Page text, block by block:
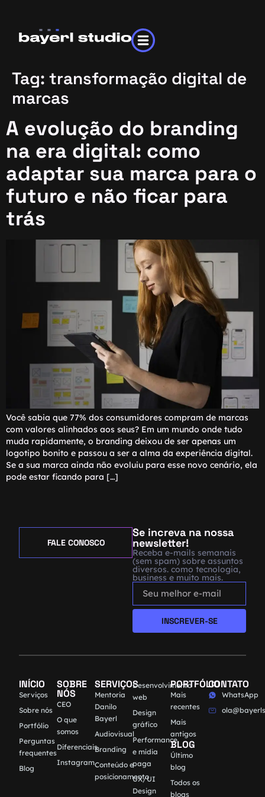
Tag: transformação digital de
marcas
A evolução do branding
na era digital: como
adaptar sua marca para o
futuro e não ficar para
trás
Você sabia que 77% dos consumidores compram de marcas
com valores alinhados aos seus? Em um mundo onde tudo
muda rapidamente, o branding deixou de ser apenas um
logotipo bonito e passou a ser a alma da experiência digital.
Se a sua marca ainda não evoluiu para esse novo cenário, ela
pode estar ficando para […]
Se increva na nossa
newsletter!
Receba e-mails semanais
(sem spam) sobre assuntos
diversos. como tecnologia,
business e muito mais.
INSCREVER-SE
FALE CONOSCO
INÍCIO
Serviços
Sobre nós
Portfólio
Perguntas
frequentes
Blog
SOBRE
NÓS
CEO
O que
somos
Diferenciais
Instagram
SERVIÇOS
Mentoria
Danilo
Bayerl
Audiovisual
Branding
Conteúdo e
posicionamento
Desenvolvimento
web
Design
gráfico
Performance
e mídia
paga
UX/UI
Design
PORTFÓLIO
Mais
recentes
Mais
antigos
BLOG
Último
blog
Todos os
blogs
CONTATO
WhatsApp